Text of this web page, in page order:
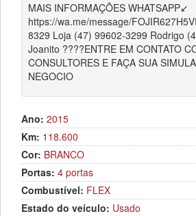
MAIS INFORMAÇÕES WHATSAPP↙️
https://wa.me/message/
8329 Loja (47) 99602-3299 Rodrigo
Joanito ????ENTRE EM CONTATO
CONSULTORES E FAÇA SUA
NEGOCIO
Ano: 2015
Km: 118.600
Cor: BRANCO
Portas: 4 portas
Combustível: FLEX
Estado do veículo: Usado